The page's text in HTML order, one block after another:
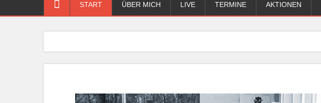
START ÜBER MICH LIVE TERMINE AKTIONEN